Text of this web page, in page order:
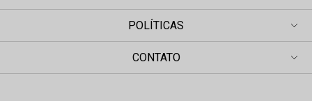
POLÍTICAS
CONTATO